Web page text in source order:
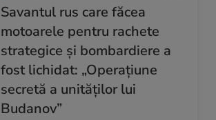
Savantul rus care făcea
motoarele pentru rachete
strategice și bombardiere a
fost lichidat: „Operațiune
secretă a unităților lui
Budanov”